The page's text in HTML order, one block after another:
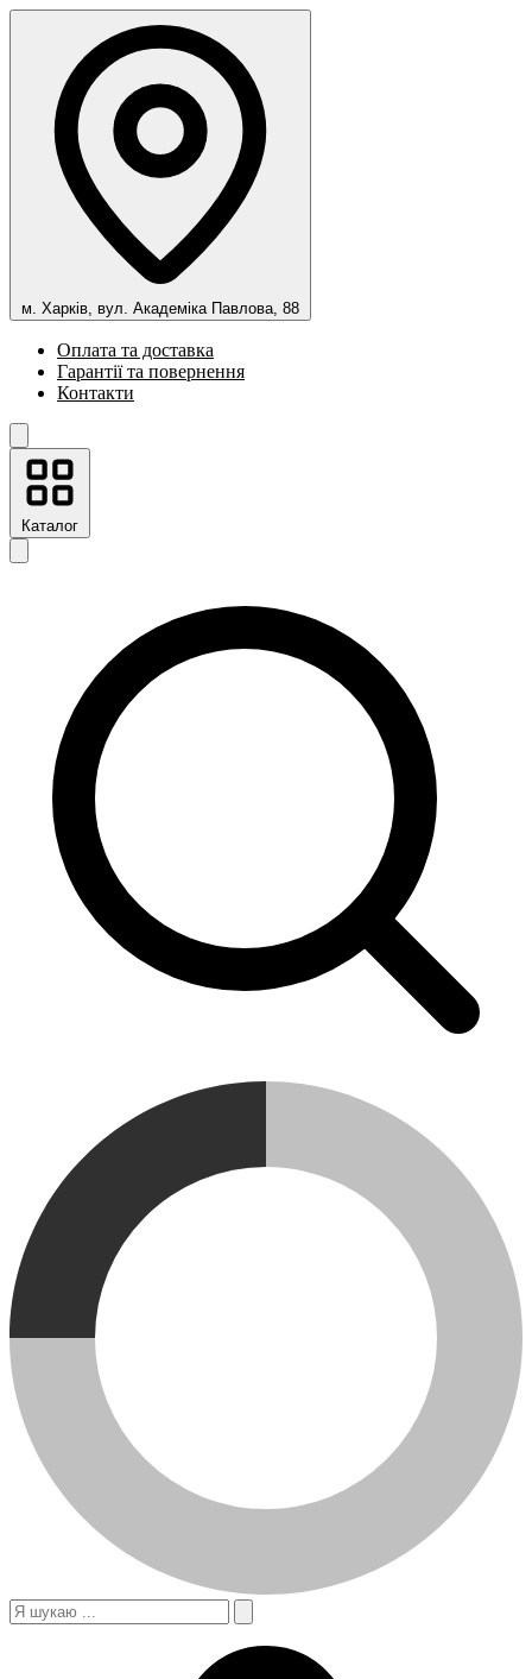
м. Харків, вул. Академіка Павлова, 88
Оплата та доставка
Гарантії та повернення
Контакти
Каталог